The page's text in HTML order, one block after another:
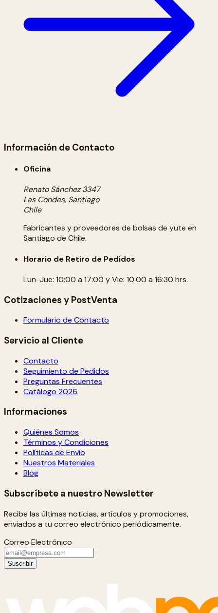
Información de Contacto
Oficina
Renato Sánchez 3347
Las Condes, Santiago
Chile
Fabricantes y proveedores de bolsas de yute en
Santiago de Chile.
Horario de Retiro de Pedidos
Lun-Jue: 10:00 a 17:00 y Vie: 10:00 a 16:30 hrs.
Cotizaciones y PostVenta
Formulario de Contacto
Servicio al Cliente
Contacto
Seguimiento de Pedidos
Preguntas Frecuentes
Catálogo 2026
Informaciones
Quiénes Somos
Términos y Condiciones
Políticas de Envío
Nuestros Materiales
Blog
Subscríbete a nuestro Newsletter
Recibe las últimas noticias, artículos y promociones,
enviados a tu correo electrónico periódicamente.
Correo Electrónico
Suscribir